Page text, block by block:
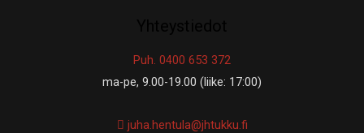
Puh. 0400 653 372
ma-pe, 9.00-19.00 (liike: 17:00)
juha.hentula@jhtukku.fi